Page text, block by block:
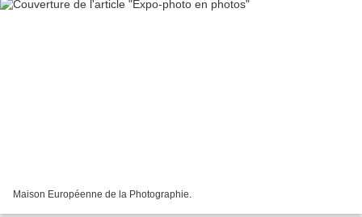
Maison Européenne de la Photographie.